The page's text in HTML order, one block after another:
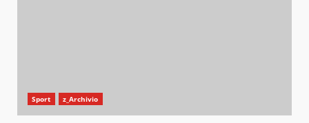
Sport z_Archivio